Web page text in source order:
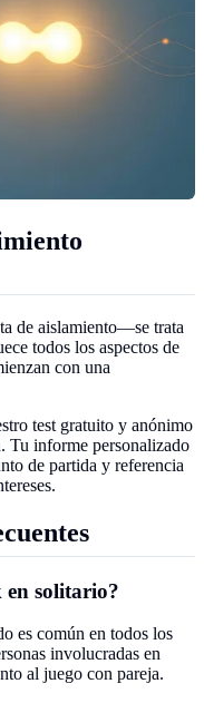
de aislamiento—se trata
todos los aspectos de
con una
test gratuito y anónimo
Tu informe personalizado
de partida y referencia
solitario?
es común en todos los
involucradas en
al juego con pareja.